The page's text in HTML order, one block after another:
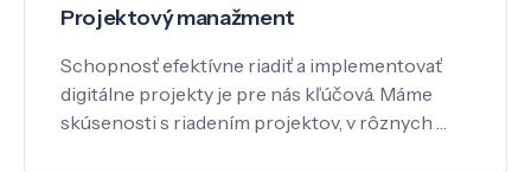
Projektový manažment
Schopnosť efektívne riadiť a implementovať
digitálne projekty je pre nás kľúčová. Máme
skúsenosti s riadením projektov, v rôznych …